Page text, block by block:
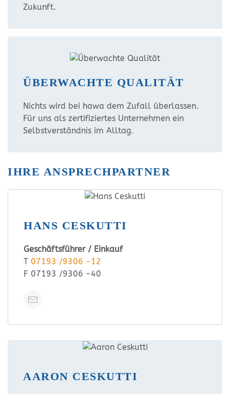
Zukunft.
ÜBERWACHTE QUALITÄT
Nichts wird bei hawa dem Zufall überlassen.
Für uns als zertifiziertes Unternehmen ein
Selbstverständnis im Alltag.
IHRE ANSPRECHPARTNER
HANS CESKUTTI
Geschäftsführer / Einkauf
T 07193 /9306 -12
F 07193 /9306 -40
AARON CESKUTTI